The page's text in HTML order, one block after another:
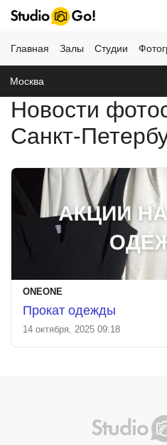
Главная Залы Студии
Москва
Новости
Санкт-
ONEONE
Прокат одежды
14 октября, 2025 09:18